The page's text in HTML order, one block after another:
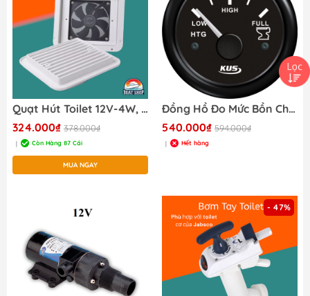
Quạt Hút Toilet 12V-4W, Dành Cho Tàu Thuyền, Cano, Xe RV Caravan - Hút Êm, Kích Thước 175*155mm
324.000₫ 378.000₫
| Còn Hàng 87 Cái
MUA NGAY
Đồng Hồ Đo Mức Bồn Chứa Toilet Cho Tàu Cano, Đường Kính 52mm, Tần Số 0-190ohm
540.000₫ 594.000₫
| Hết hàng
- 47%